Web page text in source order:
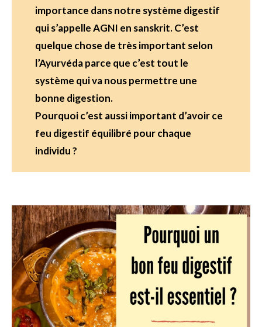
importance dans notre système digestif
qui s’appelle AGNI en sanskrit. C’est
quelque chose de très important selon
l’Ayurvéda parce que c’est tout le
système qui va nous permettre une
bonne digestion.
Pourquoi c’est aussi important d’avoir ce
feu digestif équilibré pour chaque
individu ?